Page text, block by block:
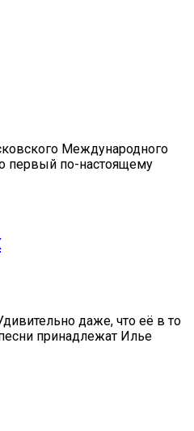
Международного
первый по-настоящему
даже, что её в то
принадлежат Илье